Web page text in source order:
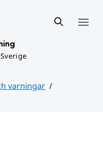
varningar